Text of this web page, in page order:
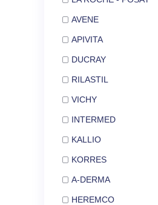
AVENE
APIVITA
DUCRAY
RILASTIL
VICHY
INTERMED
KALLIO
KORRES
A-DERMA
HEREMCO